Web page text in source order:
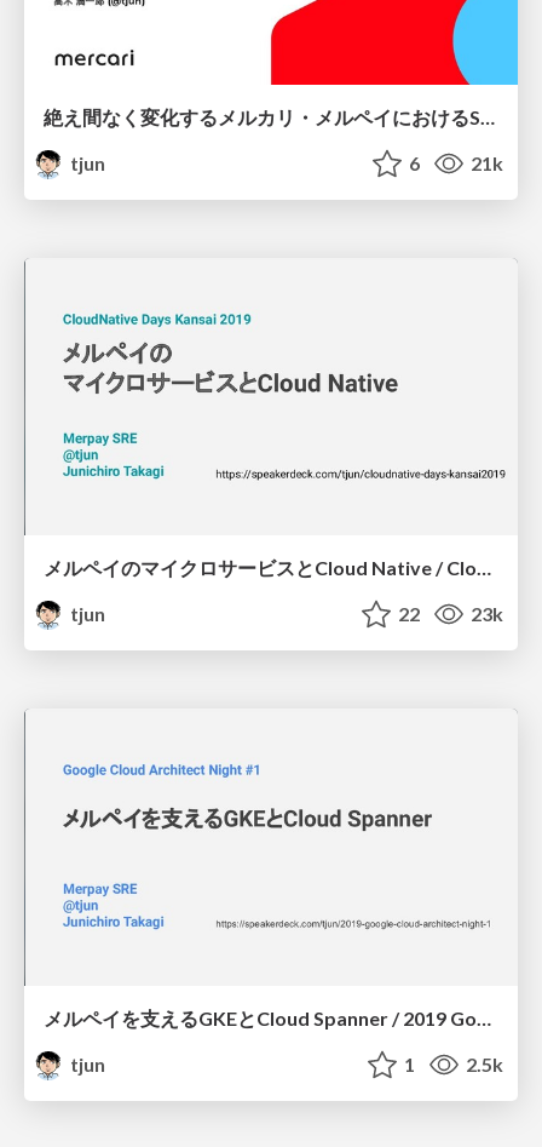
tjun
6 21k
メルペイのマイクロサービスとCloud Native / CloudNative Days Kansai2019
tjun
22 23k
メルペイを支えるGKEとCloud Spanner / 2019 Google Cloud Architect Night 1
tjun
1 2.5k